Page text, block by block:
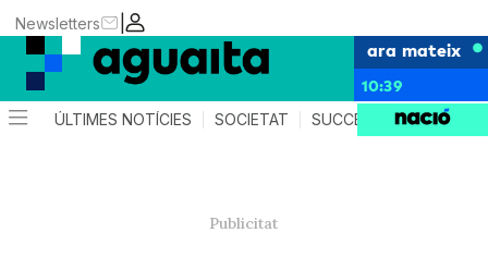
|
Newsletters
ara mateix
10:39
ÚLTIMES NOTÍCIES SOCIETAT SUCCESSOS AGENDA